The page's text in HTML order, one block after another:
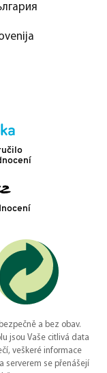
a bez obav.
jsou Vaše citlivá data
veškeré informace
serverem se přenášejí